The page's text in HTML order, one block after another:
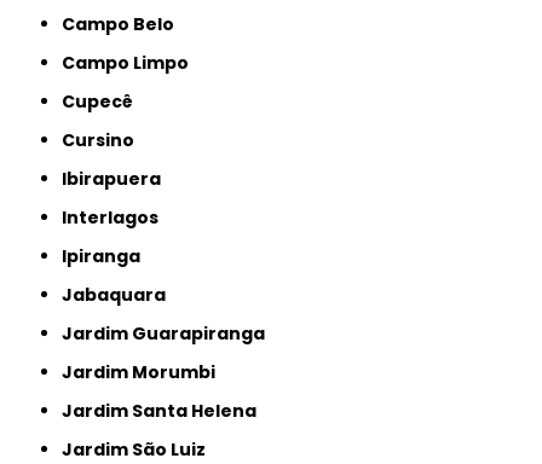
Campo Belo
Campo Limpo
Cupecê
Cursino
Ibirapuera
Interlagos
Ipiranga
Jabaquara
Jardim Guarapiranga
Jardim Morumbi
Jardim Santa Helena
Jardim São Luiz